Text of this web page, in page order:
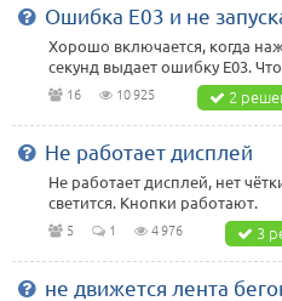
Ошибка Е03 и не
Хорошо включается, когда
секунд выдает ошибку E03.
16 10 925 2
Не работает дисплей
Не работает дисплей, нет
светится. Кнопки работают.
5 1 4 976 3
не движется лента